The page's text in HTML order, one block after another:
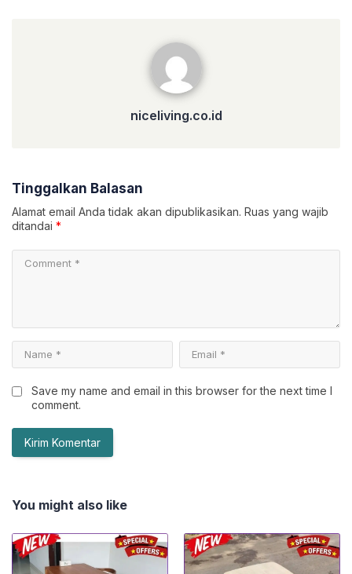
niceliving.co.id
Tinggalkan Balasan
Alamat email Anda tidak akan dipublikasikan. Ruas yang wajib
ditandai *
Save my name and email in this browser for the next time I
comment.
You might also like